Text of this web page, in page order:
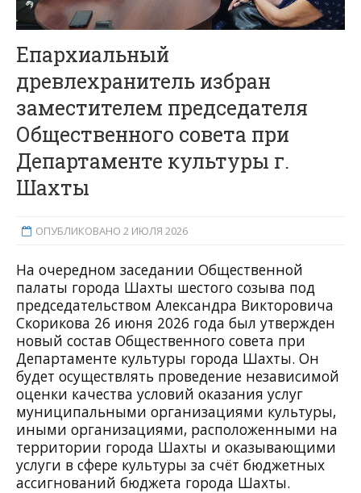
Епархиальный
древлехранитель избран
заместителем председателя
Общественного совета при
Департаменте культуры г.
Шахты
ОПУБЛИКОВАНО 2 ИЮЛЯ 2026
На очередном заседании Общественной
палаты города Шахты шестого созыва под
председательством Александра Викторовича
Скорикова 26 июня 2026 года был утвержден
новый состав Общественного совета при
Департаменте культуры города Шахты. Он
будет осуществлять проведение независимой
оценки качества условий оказания услуг
муниципальными организациями культуры,
иными организациями, расположенными на
территории города Шахты и оказывающими
услуги в сфере культуры за счёт бюджетных
ассигнований бюджета города Шахты.